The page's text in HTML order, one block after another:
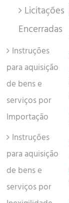
Licitações
Encerradas
Instruções
para aquisição
de bens e
serviços por
Importação
Instruções
para aquisição
de bens e
serviços por